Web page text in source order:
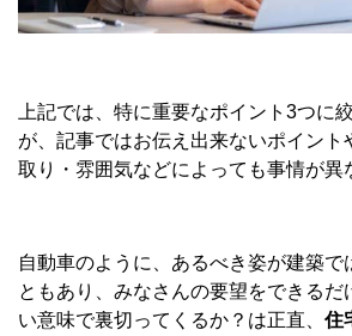
上記では、特に重要なポイント3つに
が、記事ではお伝え出来ないポイント
取り・雰囲気などによっても事情が異
自動車のように、あるべき姿が建築で
ともあり、みなさんの要望をできるだ
い意味で裏切ってくるか？は正直、 住